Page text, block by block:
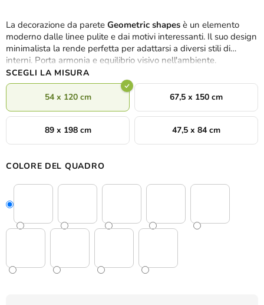
La decorazione da parete Geometric shapes è un elemento
moderno dalle linee pulite e dai motivi interessanti. Il suo design
minimalista la rende perfetta per adattarsi a diversi stili di
interni. Porta armonia e equilibrio visivo nell'ambiente.
SCEGLI LA MISURA
54 x 120 cm 67,5 x 150 cm
89 x 198 cm 47,5 x 84 cm
COLORE DEL QUADRO